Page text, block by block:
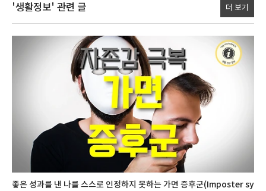
'생활정보' 관련 글 더 보기
좋은 성과를 낸 나를 스스로 인정하지 못하는 가면 증후군(Imposter sy